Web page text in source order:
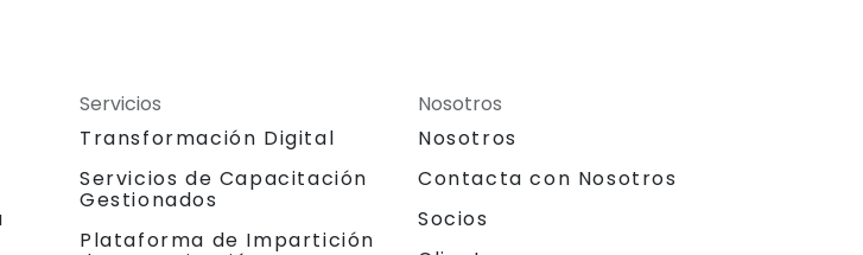
Servicios
Transformación Digital
Servicios de Capacitación
Gestionados
Plataforma de Impartición
Nosotros
Nosotros
Contacta con Nosotros
Socios